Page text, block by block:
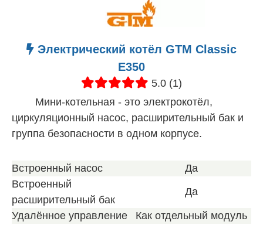
Электрический котёл GTM Classic
E350
5.0 (1)
Мини-котельная - это электрокотёл,
циркуляционный насос, расширительный бак и
группа безопасности в одном корпусе.
Встроенный насос
Да
Встроенный
расширительный бак
Да
Удалённое управление
Как отдельный модуль